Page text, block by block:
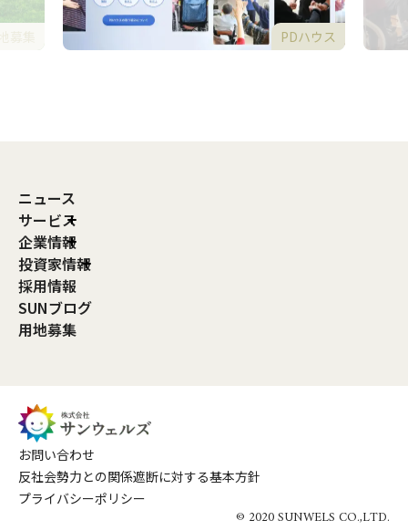
PDハウス
ニュース
サービス
企業情報
投資家情報
採用情報
SUNブログ
用地募集
お問い合わせ
反社会勢力との関係遮断に対する基本方針
プライバシーポリシー
© 2020 SUNWELS CO.,LTD.